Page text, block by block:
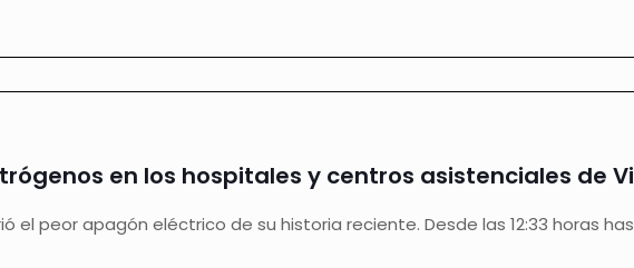
en los hospitales y centros asistenciales de
el peor apagón eléctrico de su historia reciente. Desde las 12:33 horas